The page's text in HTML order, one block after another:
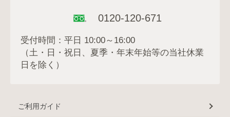
0120-120-671
受付時間：平日 10:00～16:00
（土・日・祝日、夏季・年末年始等の当社休業
日を除く）
ご利用ガイド